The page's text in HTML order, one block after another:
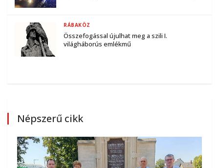
Összefogással újulhat meg a szili I.
világháborús emlékmű
RÁBAKÖZ
Népszerű cikk